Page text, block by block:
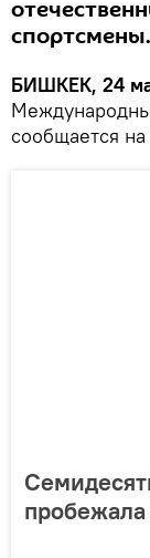
спортсмены.
БИШКЕК, 24
сообщается